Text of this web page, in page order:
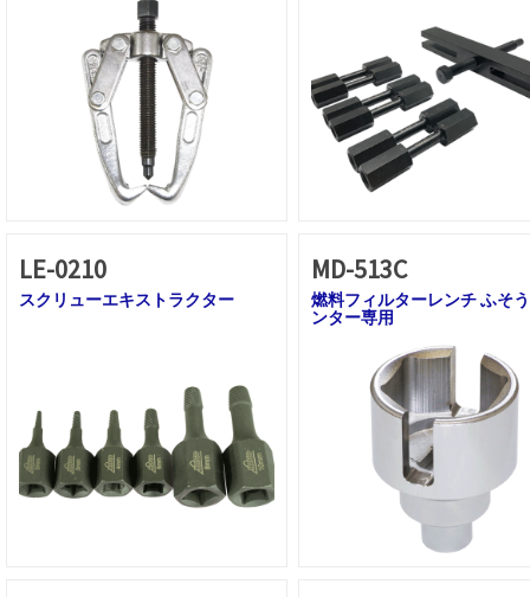
LE-0210
スクリューエキストラクター
MD-513C
燃料フィルターレンチ ふそ
ンター専用